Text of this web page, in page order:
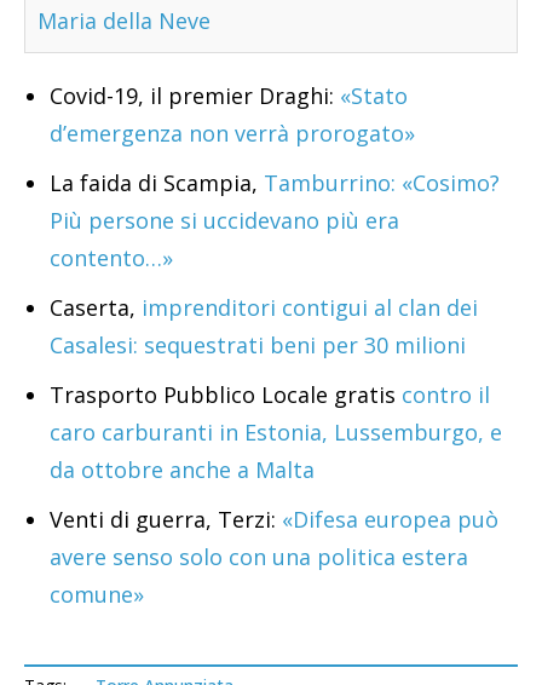
Maria della Neve
Covid-19, il premier Draghi: «Stato
d’emergenza non verrà prorogato»
La faida di Scampia, Tamburrino: «Cosimo?
Più persone si uccidevano più era
contento…»
Caserta, imprenditori contigui al clan dei
Casalesi: sequestrati beni per 30 milioni
Trasporto Pubblico Locale gratis contro il
caro carburanti in Estonia, Lussemburgo, e
da ottobre anche a Malta
Venti di guerra, Terzi: «Difesa europea può
avere senso solo con una politica estera
comune»